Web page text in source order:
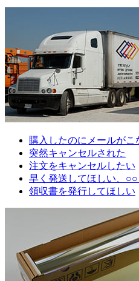
購入したのにメールがこ
突然キャンセルされた
注文をキャンセルしたい
早く発送してほしい、
領収書を発行してほしい